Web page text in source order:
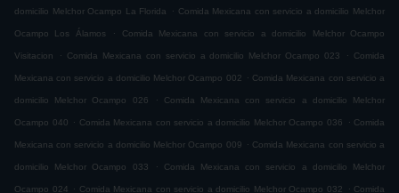
domicilio Melchor Ocampo La Florida . Comida Mexicana con servicio a domicilio Melchor
Ocampo Los Álamos . Comida Mexicana con servicio a domicilio Melchor Ocampo
Visitacion . Comida Mexicana con servicio a domicilio Melchor Ocampo 023 . Comida
Mexicana con servicio a domicilio Melchor Ocampo 002 . Comida Mexicana con servicio a
domicilio Melchor Ocampo 026 . Comida Mexicana con servicio a domicilio Melchor
Ocampo 040 . Comida Mexicana con servicio a domicilio Melchor Ocampo 036 . Comida
Mexicana con servicio a domicilio Melchor Ocampo 009 . Comida Mexicana con servicio a
domicilio Melchor Ocampo 033 . Comida Mexicana con servicio a domicilio Melchor
Ocampo 024 . Comida Mexicana con servicio a domicilio Melchor Ocampo 032 . Comida